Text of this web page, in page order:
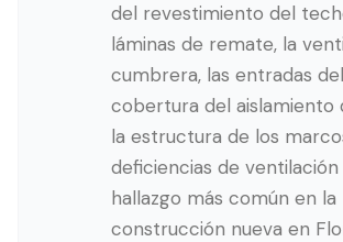
del revestimiento del
láminas de remate, la
cumbrera, las entradas
cobertura del aislamiento
la estructura de los
deficiencias de ventilación
hallazgo más común en la
construcción nueva en